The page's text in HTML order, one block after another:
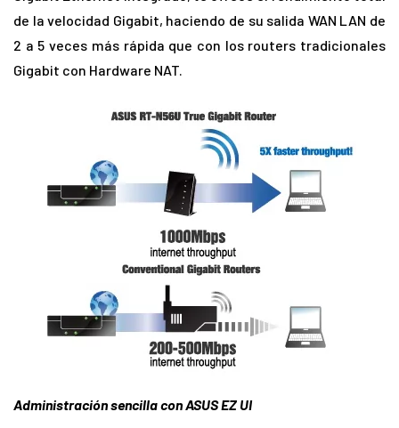
de la velocidad Gigabit, haciendo de su salida WAN LAN de
2 a 5 veces más rápida que con los routers tradicionales
Gigabit con Hardware NAT.
Administración sencilla con ASUS EZ UI